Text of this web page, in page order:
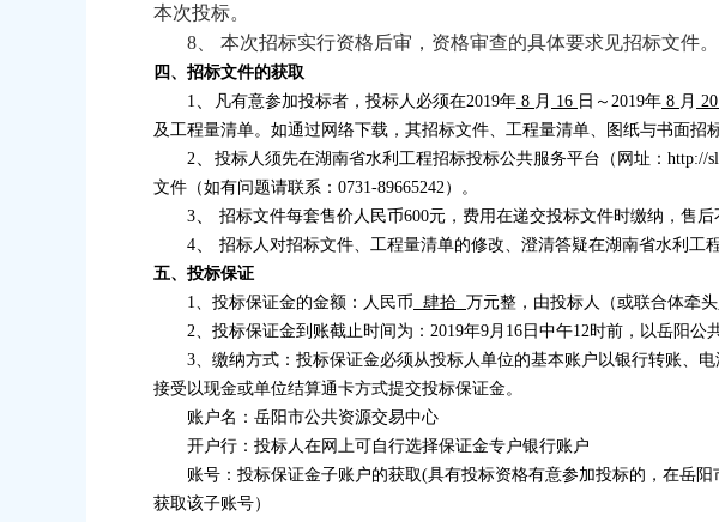
本次投标。
8 、 本次招标实行资格后审，资格审查的具体要求见招标文件
四、招标文件的获取
1
凡有意参加投标者，投标人必须在2019年 8 月 16 日～ 2019年 8 月 20
及工程量清单。如通过网络下载，其招标文件、工程量清单、图纸与书面招
2
投标人须先在湖南省水利工程招标投标公共服务平台（网址： http://
文件（如有问题请联系： 0731-89665242）。
3
招标文件每套售价人民币600元， 费用在递交投标文件时缴纳 ，售后
4
招标人对招标文件、工程量清单的修改、澄清答疑在湖南省水利工
五、投标保证
1、投标保证金的金额：人民币 肆拾 万元整，由投标人 （或联合体牵头
2、投标保证金到账截止时间为： 2019年9月 16 日中午12时前，以岳阳公
3、缴纳方式：投标保证金必须从投标人单位的基本账户以银行转账、
接受以现金或单位结算通卡方式提交投标保证金。
账户名：岳阳市公共资源交易中心
开户行：投标人在网上可自行选择保证金专户银行账户
账号：投标保证金子账户的获取(具有投标资格有意参加投标的，在岳
获取该子账号）